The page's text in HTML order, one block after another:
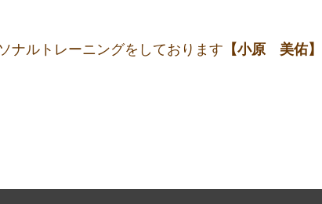
ナルトレーニングをしております 【小原 美佑】